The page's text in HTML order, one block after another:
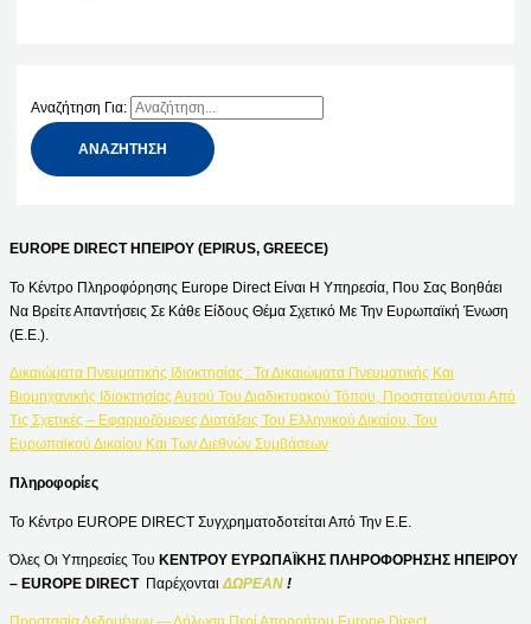
Αναζήτηση Για:
EUROPE DIRECT ΗΠΕΙΡΟΥ (EPIRUS, GREECE)
Το Κέντρο Πληροφόρησης Europe Direct Είναι Η Υπηρεσία, Που Σας Βοηθάει
Να Βρείτε Απαντήσεις Σε Κάθε Είδους Θέμα Σχετικό Με Την Ευρωπαϊκή Ένωση
(Ε.Ε.).
Δικαιώματα Πνευματικής Ιδιοκτησίας : Τα Δικαιώματα Πνευματικής Και
Βιομηχανικής Ιδιοκτησίας Αυτού Του Διαδικτυακού Τόπου, Προστατεύονται Από
Τις Σχετικές – Εφαρμοζόμενες Διατάξεις Του Ελληνικού Δικαίου, Του
Ευρωπαϊκού Δικαίου Και Των Διεθνών Συμβάσεων
Πληροφορίες
Το Κέντρο EUROPE DIRECT Συγχρηματοδοτείται Από Την Ε.Ε.
Όλες Οι Υπηρεσίες Του ΚΕΝΤΡΟΥ ΕΥΡΩΠΑΪΚΗΣ ΠΛΗΡΟΦΟΡΗΣΗΣ ΗΠΕΙΡΟΥ
– EUROPE DIRECT Παρέχονται ΔΩΡΕΑΝ !